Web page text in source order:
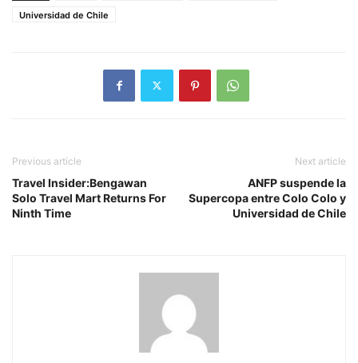
Universidad de Chile
Previous article
Travel Insider:Bengawan
Solo Travel Mart Returns For
Ninth Time
Next article
ANFP suspende la
Supercopa entre Colo Colo y
Universidad de Chile